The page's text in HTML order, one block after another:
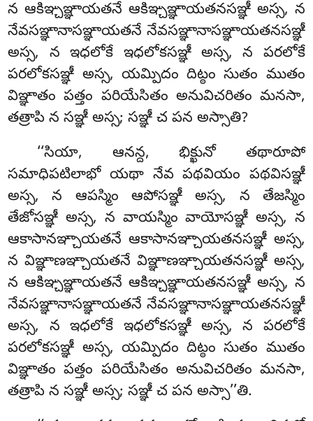
న ఆకిఞ్చఞ్ఞాయతనే ఆకిఞ్చఞ్ఞాయతనసఞ్ఞీ అస్స, న
నేవసఞ్ఞానాసఞ్ఞాయతనే నేవసఞ్ఞానాసఞ్ఞాయతనసఞ్ఞీ
అస్స, న ఇధలోకే ఇధలోకసఞ్ఞీ అస్స, న పరలోకే
పరలోకసఞ్ఞీ అస్స, యమ్పిదం దిట్ఠం సుతం ముతం
విఞ్ఞాతం పత్తం పరియేసితం అనువిచరితం మనసా,
తత్రాపి న సఞ్ఞీ అస్స; సఞ్ఞీ చ పన అస్సాతి?
‘‘సియా, ఆనన్ద, భిక్ఖునో తథారూపో
సమాధిపటిలాభో యథా నేవ పథవియం పథవిసఞ్ఞీ
అస్స, న ఆపస్మిం ఆపోసఞ్ఞీ అస్స, న తేజస్మిం
తేజోసఞ్ఞీ అస్స, న వాయస్మిం వాయోసఞ్ఞీ అస్స, న
ఆకాసానఞ్చాయతనే ఆకాసానఞ్చాయతనసఞ్ఞీ అస్స,
న విఞ్ఞాణఞ్చాయతనే విఞ్ఞాణఞ్చాయతనసఞ్ఞీ అస్స,
న ఆకిఞ్చఞ్ఞాయతనే ఆకిఞ్చఞ్ఞాయతనసఞ్ఞీ అస్స, న
నేవసఞ్ఞానాసఞ్ఞాయతనే నేవసఞ్ఞానాసఞ్ఞాయతనసఞ్ఞీ
అస్స, న ఇధలోకే ఇధలోకసఞ్ఞీ అస్స, న పరలోకే
పరలోకసఞ్ఞీ అస్స, యమ్పిదం దిట్ఠం సుతం ముతం
విఞ్ఞాతం పత్తం పరియేసితం అనువిచరితం మనసా,
తత్రాపి న సఞ్ఞీ అస్స; సఞ్ఞీ చ పన అస్సా’’తి.